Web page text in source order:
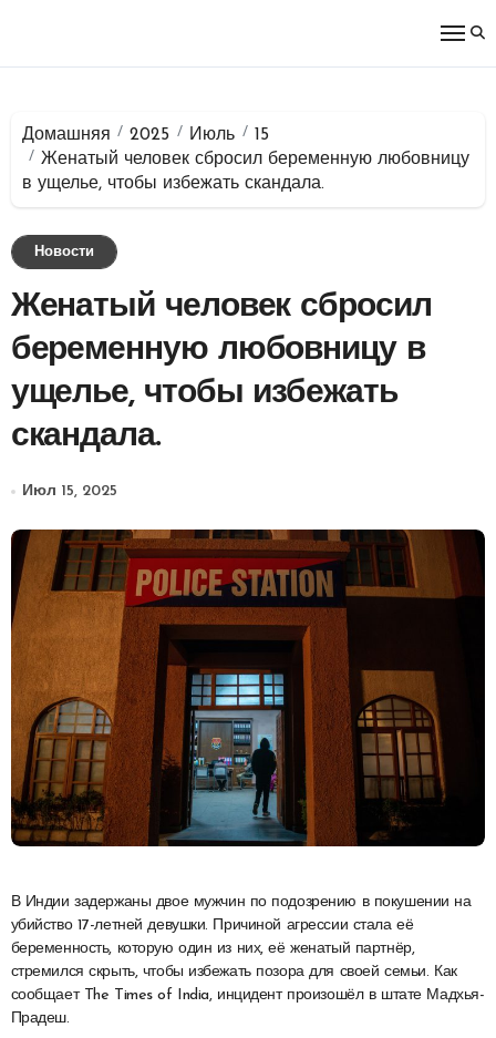
Домашняя 2025 Июль
15
Женатый человек сбросил беременную любовницу
в ущелье, чтобы избежать скандала.
Новости
Женатый человек сбросил
беременную любовницу в
ущелье, чтобы избежать
скандала.
Июл 15, 2025
В Индии задержаны двое мужчин по подозрению в покушении на
убийство 17-летней девушки. Причиной агрессии стала её
беременность, которую один из них, её женатый партнёр,
стремился скрыть, чтобы избежать позора для своей семьи. Как
сообщает The Times of India, инцидент произошёл в штате Мадхья-
Прадеш.